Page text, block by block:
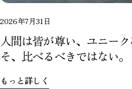
2026年7月31日
人間は皆が尊い、ユニー
そ、比べるべきではない。
もっと詳しく